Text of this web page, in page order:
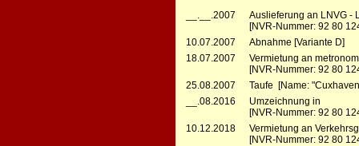
__.__.2007
Auslieferung an LNVG -
[NVR-Nummer: 92 80
10.07.2007
Abnahme [Variante D]
18.07.2007
Vermietung an
[NVR-Nummer: 92 80
25.08.2007
Taufe [Name:
__.08.2016
Umzeichnung in
[NVR-Nummer: 92 80
10.12.2018
Vermietung an
[NVR-Nummer: 92 80